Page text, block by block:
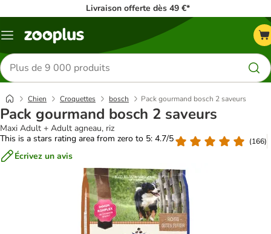
Livraison offerte dès 49 €*
Menu
Rechercher
des
produits
Chien Croquettes bosch Pack gourmand bosch 2 saveurs
Pack gourmand bosch 2 saveurs
Maxi Adult + Adult agneau, riz
This is a stars rating area from zero to 5: 4.7/5
(166)
Écrivez un avis